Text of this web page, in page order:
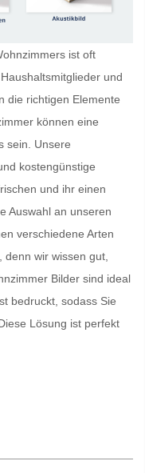
ist oft
und
die richtigen Elemente
können eine
sein. Unsere
kostengünstige
und ihr einen
Auswahl an unseren
verschiedene Arten
wir wissen gut,
Bilder sind ideal
bedruckt, sodass Sie
Lösung ist perfekt